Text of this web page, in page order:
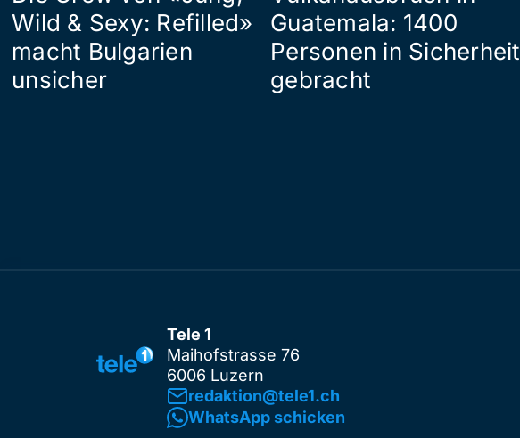
Wild & Sexy: Refilled»
macht Bulgarien
unsicher
Guatemala: 1400
Personen in Sicherheit
gebracht
Tele 1
Maihofstrasse 76
6006 Luzern
redaktion@tele1.ch
WhatsApp schicken